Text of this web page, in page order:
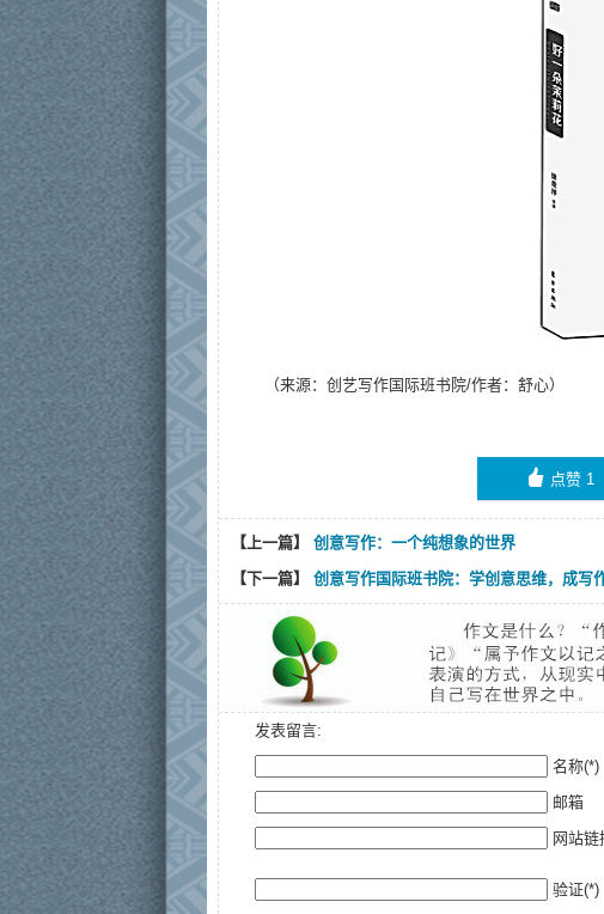
（来源：创艺写作国际班书院/作者：舒心）
󰄼 点赞 1
【上一篇】 创意写作：一个纯想象的世界
【下一篇】 创意写作国际班书院：学创意思维，成写
发表留言:
名称(*)
邮箱
网站链
验证(*)